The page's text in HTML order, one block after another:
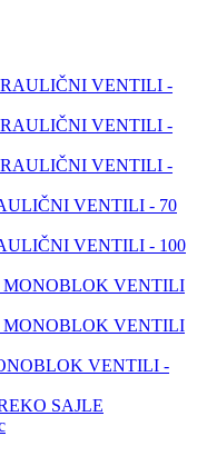
VENTILI -
VENTILI -
VENTILI -
VENTILI - 70
VENTILI - 100
VENTILI
VENTILI
VENTILI -
SAJLE